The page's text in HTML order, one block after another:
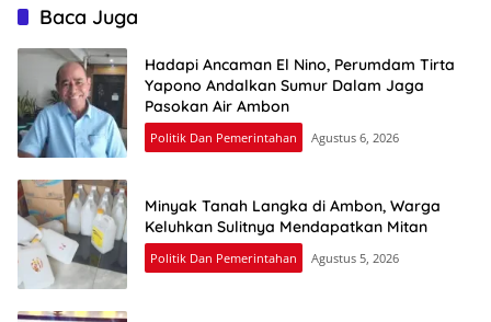
Baca Juga
Hadapi Ancaman El Nino, Perumdam Tirta
Yapono Andalkan Sumur Dalam Jaga
Pasokan Air Ambon
Politik Dan Pemerintahan Agustus 6, 2026
Minyak Tanah Langka di Ambon, Warga
Keluhkan Sulitnya Mendapatkan Mitan
Politik Dan Pemerintahan Agustus 5, 2026